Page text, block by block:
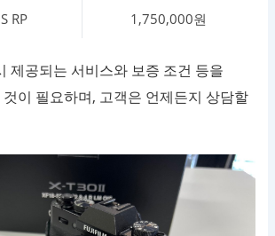
RP 1,750,000원
제공되는 서비스와 보증 조건 등을
이 필요하며, 고객은 언제든지 상담할